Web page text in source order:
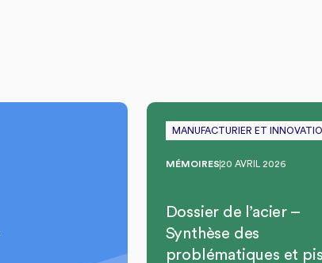
MANUFACTURIER ET
MÉMOIRES 20 AVRIL 2026
Dossier de l’acier –
Synthèse des
problématiques et